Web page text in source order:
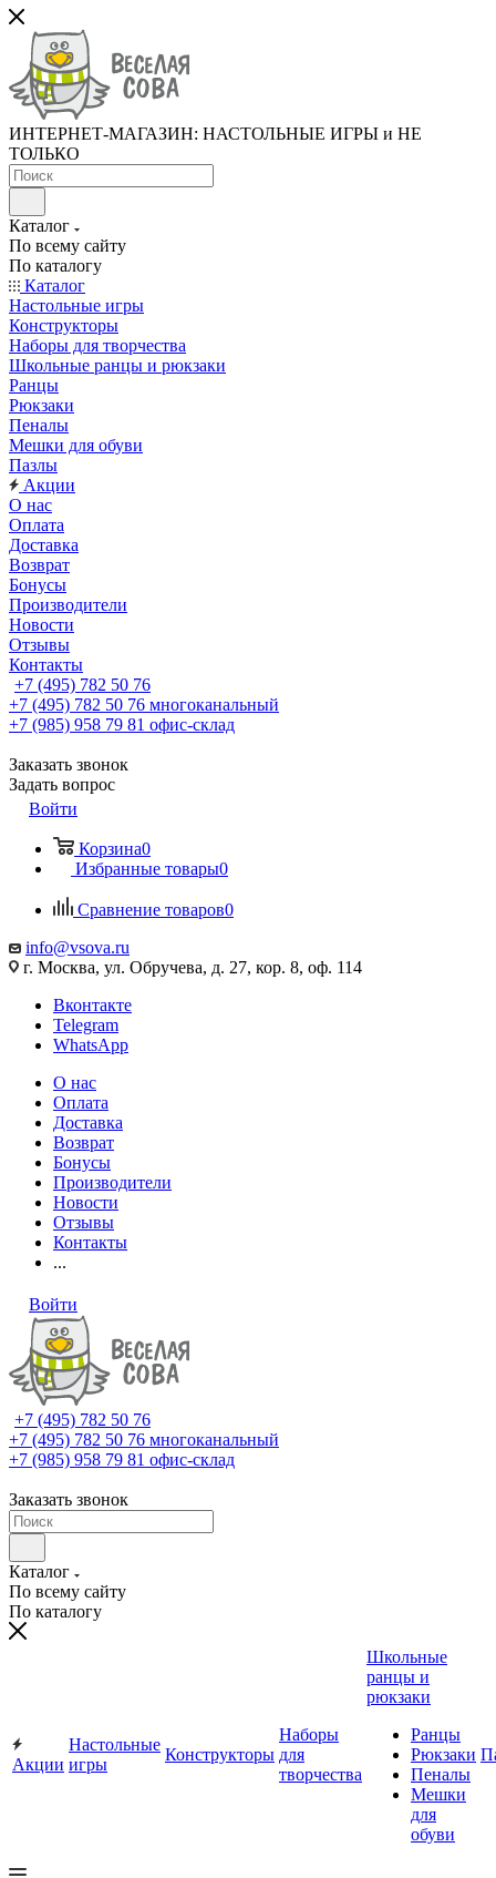
ИНТЕРНЕТ-МАГАЗИН: НАСТОЛЬНЫЕ ИГРЫ и НЕ
ТОЛЬКО
Каталог
По всему сайту
По каталогу
Каталог
Настольные игры
Конструкторы
Наборы для творчества
Школьные ранцы и рюкзаки
Ранцы
Рюкзаки
Пеналы
Мешки для обуви
Пазлы
Акции
О нас
Оплата
Доставка
Возврат
Бонусы
Производители
Новости
Отзывы
Контакты
+7 (495) 782 50 76
+7 (495) 782 50 76 многоканальный
+7 (985) 958 79 81 офис-склад
Заказать звонок
Задать вопрос
Войти
Корзина0
Избранные товары0
Сравнение товаров0
info@vsova.ru
г. Москва, ул. Обручева, д. 27, кор. 8, оф. 114
Вконтакте
Telegram
WhatsApp
О нас
Оплата
Доставка
Возврат
Бонусы
Производители
Новости
Отзывы
Контакты
...
Войти
+7 (495) 782 50 76
+7 (495) 782 50 76 многоканальный
+7 (985) 958 79 81 офис-склад
Заказать звонок
Каталог
По всему сайту
По каталогу
Акции
Настольные
игры
Конструкторы
Наборы
для
творчества
Школьные
ранцы и
рюкзаки
Ранцы
Рюкзаки
Пеналы
Мешки
для
обуви